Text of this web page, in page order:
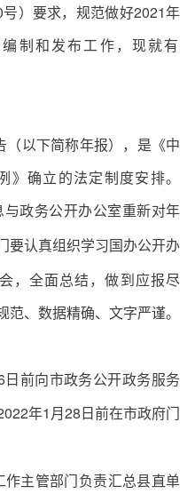
） 要求， 规范做好2021年
制和发布工作，现就有
以下简称年报），是《中
》确立的法定制度安排。
政务公开办公室重新对年
要认真组织学习国办公开办
，全面总结，做到应报尽
、数据精确、文字严谨。
前向市政务公开政务服务
年1月28日前在市政府门
主管部门负责汇总县直单